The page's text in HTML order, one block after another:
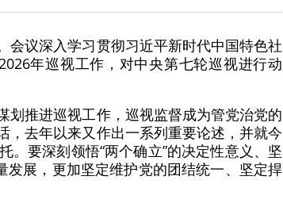
会议深入学习贯彻习近平新时代中国特色社
年巡视工作，对中央第七轮巡视进行动
划推进巡视工作，巡视监督成为管党治党的
，去年以来又作出一系列重要论述，并就今
要深刻领悟“两个确立”的决定性意义、坚
发展，更加坚定维护党的团结统一、坚定捍